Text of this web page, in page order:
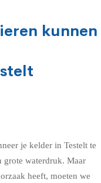
kunnen
je kelder in Testelt te
grote waterdruk. Maar
heeft, moeten we